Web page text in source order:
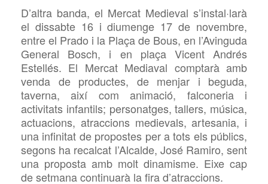
D’altra banda, el Mercat Medieval s’instal·larà
el dissabte 16 i diumenge 17 de novembre,
entre el Prado i la Plaça de Bous, en l’Avinguda
General Bosch, i en plaça Vicent Andrés
Estellés. El Mercat Mediaval comptarà amb
venda de productes, de menjar i beguda,
taverna, així com animació, falconeria i
activitats infantils; personatges, tallers, música,
actuacions, atraccions medievals, artesania, i
una infinitat de propostes per a tots els públics,
segons ha recalcat l’Alcalde, José Ramiro, sent
una proposta amb molt dinamisme. Eixe cap
de setmana continuarà la fira d’atraccions.